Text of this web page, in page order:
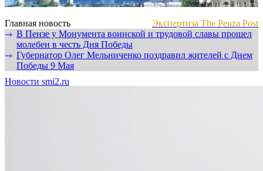
Главная новость
Экспертиза The Penza Post
⇾ В Пензе у Монумента воинской и трудовой славы прошел
молебен в честь Дня Победы
⇾ Губернатор Олег Мельниченко поздравил жителей с Днем
Победы 9 Мая
Новости smi2.ru